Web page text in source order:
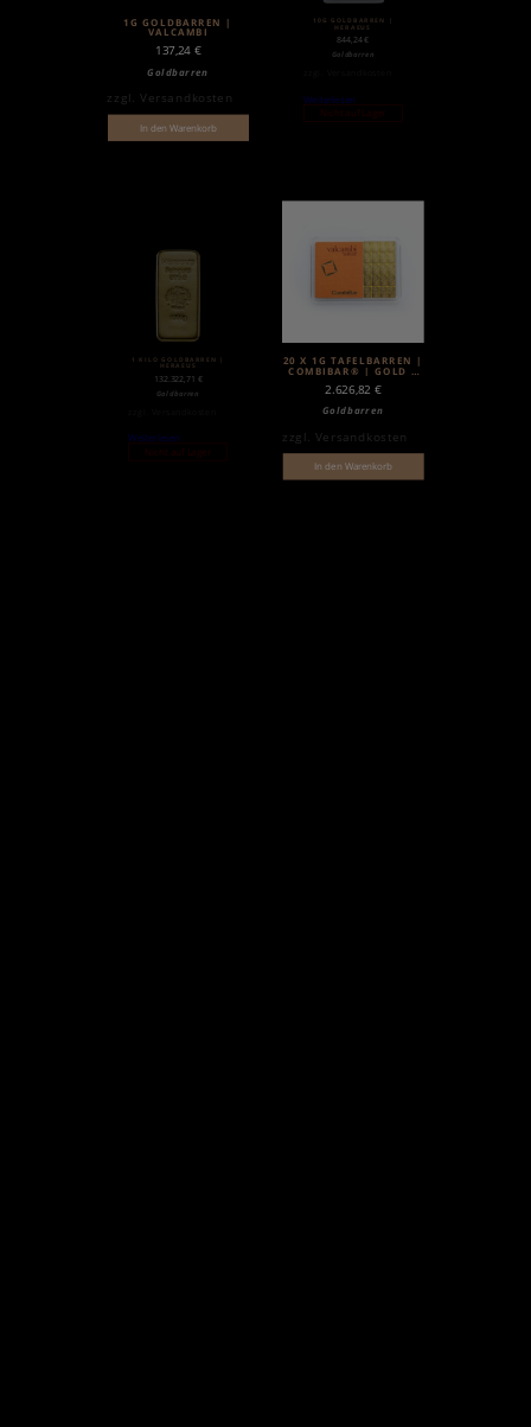
1G GOLDBARREN |
VALCAMBI
137,24 €
Goldbarren
zzgl.Versandkosten
In den Warenkorb
10G GOLDBARREN |
HERAEUS
844,24€
Goldbarren
Weiterlesen
Nicht auf Lager
1 KILO GOLDBARREN |
HERAEUS
132.322,71 €
Goldbarren
Weiterlesen
Nicht auf Lager
20 X 1G TAFELBARREN |
COMBIBAR® | GOLD |
2.626,82 €
Goldbarren
zzgl. Versandkosten
In den Warenkorb